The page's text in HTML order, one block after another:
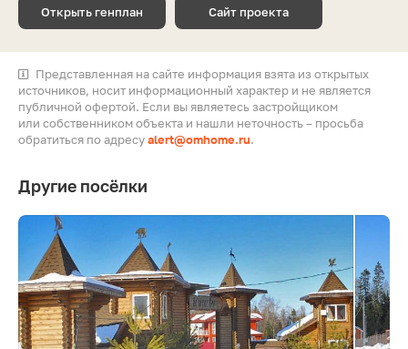
Открыть генплан Сайт проекта
Представленная на сайте информация взята из открытых
источников, носит информационный характер и не является
публичной офертой. Если вы являетесь застройщиком
или собственником объекта и нашли неточность – просьба
обратиться по адресуalert@omhome.ru.
Другие посёлки